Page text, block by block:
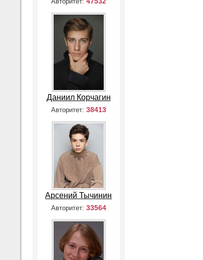
Даниил Корчагин
Авторитет: 38413
Арсений Тычинин
Авторитет: 33564